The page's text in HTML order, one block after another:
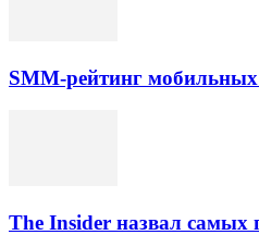
SMM-рейтинг мобильных
The Insider назвал самых